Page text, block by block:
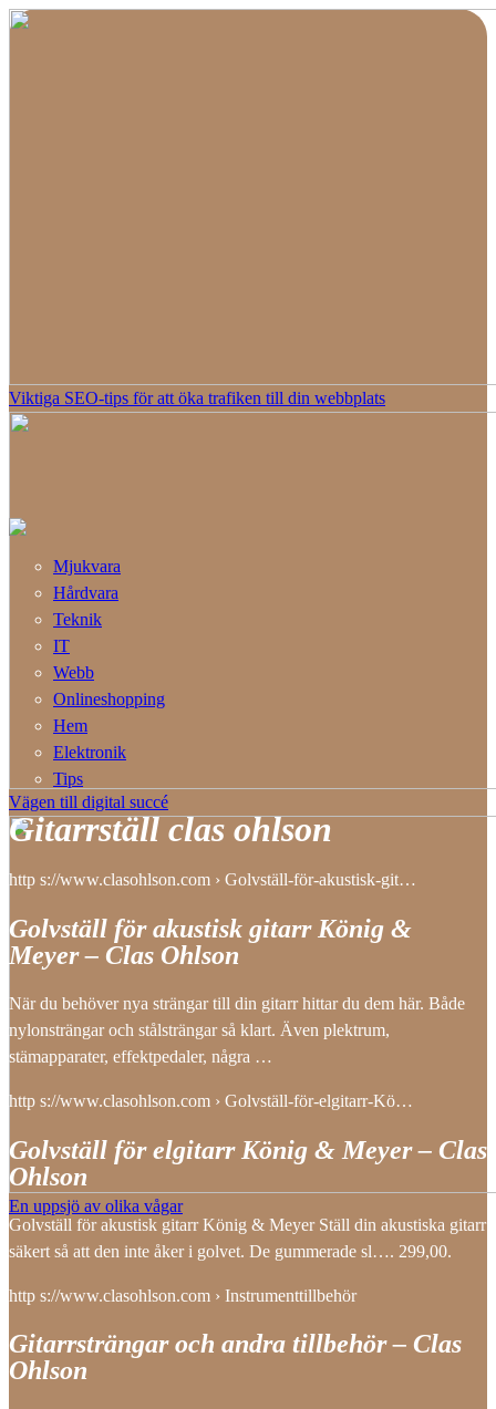
Viktiga SEO-tips för att öka trafiken till din webbplats
Vägen till digital succé
En uppsjö av olika vågar
Mjukvara
Hårdvara
Teknik
IT
Webb
Onlineshopping
Hem
Elektronik
Tips
Gitarrställ clas ohlson
http s://www.clasohlson.com › Golvställ-för-akustisk-git…
Golvställ för akustisk gitarr König &
Meyer – Clas Ohlson
När du behöver nya strängar till din gitarr hittar du dem här. Både
nylonsträngar och stålsträngar så klart. Även plektrum,
stämapparater, effektpedaler, några …
http s://www.clasohlson.com › Golvställ-för-elgitarr-Kö…
Golvställ för elgitarr König & Meyer – Clas
Ohlson
Golvställ för akustisk gitarr König & Meyer Ställ din akustiska gitarr
säkert så att den inte åker i golvet. De gummerade sl…. 299,00.
http s://www.clasohlson.com › Instrumenttillbehör
Gitarrsträngar och andra tillbehör – Clas
Ohlson